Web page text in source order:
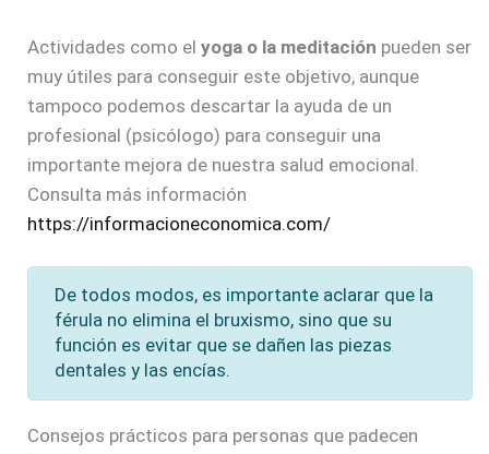
Actividades como el yoga o la meditación pueden ser
muy útiles para conseguir este objetivo, aunque
tampoco podemos descartar la ayuda de un
profesional (psicólogo) para conseguir una
importante mejora de nuestra salud emocional.
Consulta más información
https://informacioneconomica.com/
De todos modos, es importante aclarar que la
férula no elimina el bruxismo, sino que su
función es evitar que se dañen las piezas
dentales y las encías.
Consejos prácticos para personas que padecen